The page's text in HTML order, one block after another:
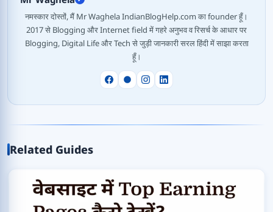
नमस्कार दोस्तों, मैं Mr Waghela IndianBlogHelp.com का founder हूँ।
2017 से Blogging और Internet field में गहरे अनुभव व रिसर्च के आधार पर
Blogging, Digital Life और Tech से जुड़ी जानकारी सरल हिंदी में साझा करता
हूँ।
Related Guides